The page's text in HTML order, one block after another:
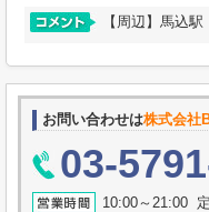
【周辺】馬込駅
お問い合わせは株式会社
03-
10:00～21:00